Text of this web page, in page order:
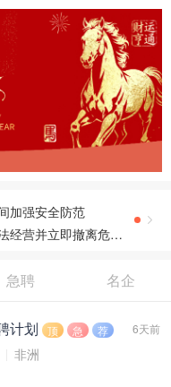
境地区
加强安全防范
再次提醒在马中国公民和企业合法经营并立即撤离危险地区
急聘 名企
6天前
计划 顶 急 荐
非洲